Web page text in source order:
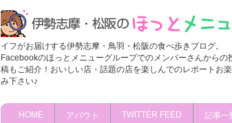
イフがお届けする伊勢志摩・鳥羽・松阪の食べ歩きブログ。
Facebookのほっとメニューグループでのメンバーさんからの
稿もご紹介！おいしい店・話題の店を楽しんでのレポートお
み下さい♪
HOME アバウト TWITTER FEED 記事一